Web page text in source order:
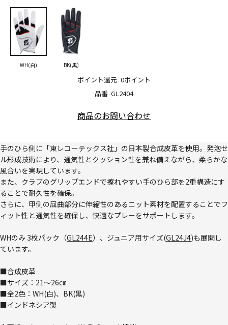
品番 GL2404
ポイント還元 0ポイント
WH(白) BK(黒)
商品のお問い合わせ
手のひら側に「東レコーテックス社」の日本製合成皮革を使用。発泡セ
ル形成技術により、通気性とクッション性を兼ね備えながら、柔らかな
風合いを実現しています。
また、クラブのグリップエンドで擦れやすい手のひら部を2重構造にす
ることで耐久性を確保。
さらに、甲側の屈曲部分に伸縮性のあるニット素材を配置することでフ
ィット性と通気性を確保し、快適なプレーをサポートします。
WHのみ 3枚パック（GL244E）、ジュニア用サイズ(GL24J4)も展開し
ています。
■合成皮革
■サイズ：21～26㎝
■全2色：WH(白)、BK(黒)
■インドネシア製